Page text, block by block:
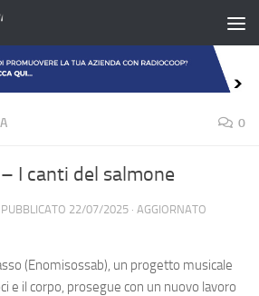
0
I canti del salmone
PUBBLICATO 22/07/2025 · AGGIORNATO
(Enomisossab), un progetto musicale
e il corpo, prosegue con un nuovo lavoro